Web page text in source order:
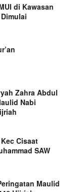
di Kawasan
Zahra Abdul
Nabi
Cisaat
SAW
Maulid